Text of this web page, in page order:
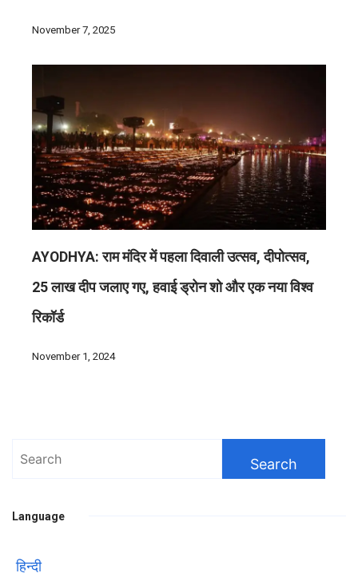
November 7, 2025
AYODHYA: राम मंदिर में पहला दिवाली उत्सव, दीपोत्सव,
25 लाख दीप जलाए गए, हवाई ड्रोन शो और एक नया विश्व
रिकॉर्ड
November 1, 2024
Search
Language
हिन्दी